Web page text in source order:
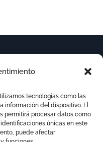
tecnologías como las
información del dispositivo. El
permitirá procesar datos como
únicas en este
puede afectar